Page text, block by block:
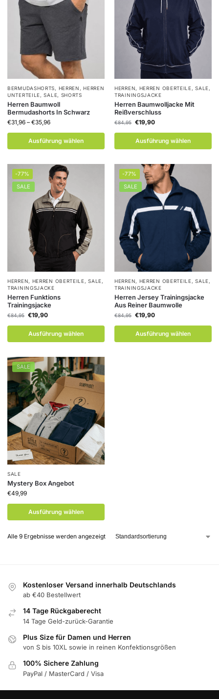
BERMUDASHORTS, HERREN ,HERREN
UNTERTEILE,SALE, SHORTS
Herren Baumwoll
Bermudashorts In Schwarz
€31,96 – €35,96
Ausführung wählen
HERREN, HERREN OBERTEILE,SALE,
TRAININGSJACKE
Herren Baumwolljacke Mit
Reißverschluss
€84,95 €19,90
Ausführung wählen
-77%
SALE
HERREN, HERREN OBERTEILE,SALE,
TRAININGSJACKE
Herren Funktions
Trainingsjacke
€84,95 €19,90
Ausführung wählen
-77%
SALE
HERREN, HERREN OBERTEILE,SALE,
TRAININGSJACKE
Herren Jersey Trainingsjacke
Aus Reiner Baumwolle
€84,95 €19,90
Ausführung wählen
SALE
SALE
Mystery Box Angebot
€49,99
Ausführung wählen
Alle 9 Ergebnisse werden angezeigt
Kostenloser Versand innerhalb Deutschlands
ab €40 Bestellwert
14 Tage Rückgaberecht
14 Tage Geld-zurück-Garantie
Plus Size für Damen und Herren
von S bis 10XL sowie in reinen Konfektionsgrößen
100% Sichere Zahlung
PayPal / MasterCard / Visa